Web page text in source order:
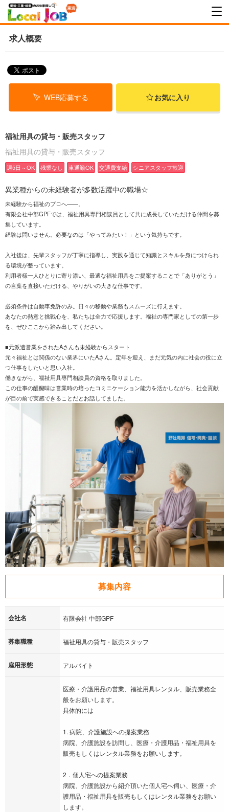
求人概要
WEB応募する お気に入り
福祉用具の貸与・販売スタッフ
福祉用具の貸与・販売スタッフ
週5日～OK 残業なし 車通勤OK 交通費支給 シニアスタッフ歓迎
異業種からの未経験者が多数活躍中の職場☆
未経験から福祉のプロへ――。
有限会社中部GPFでは、福祉用具専門相談員として共に成長していただける仲間を募
集しています。
経験は問いません。必要なのは「やってみたい！」という気持ちです。
入社後は、先輩スタッフが丁寧に指導し、実践を通じて知識とスキルを身につけられ
る環境が整っています。
利用者様一人ひとりに寄り添い、最適な福祉用具をご提案することで「ありがとう」
の言葉を直接いただける、やりがいの大きな仕事です。
必須条件は自動車免許のみ。日々の移動や業務もスムーズに行えます。
あなたの熱意と挑戦心を、私たちは全力で応援します。福祉の専門家としての第一歩
を、ぜひここから踏み出してください。
■元派遣営業をされたAさんも未経験からスタート
元々福祉とは関係のない業界にいたAさん。定年を迎え、まだ元気の内に社会の役に立
つ仕事をしたいと思い入社。
働きながら、福祉用具専門相談員の資格を取りました。
この仕事の醍醐味は営業時の培ったコミニケーション能力を活かしながら、社会貢献
が目の前で実感できることだとお話してました。
募集内容
会社名 有限会社 中部GPF
募集職種 福祉用具の貸与・販売スタッフ
雇用形態 アルバイト
医療・介護用品の営業、福祉用具レンタル、販売業務全
般をお願いします。
具体的には
1. 病院、介護施設への提案業務
病院、介護施設を訪問し、医療・介護用品・福祉用具を
販売もしくはレンタル業務をお願いします。
2．個人宅への提案業務
病院、介護施設から紹介頂いた個人宅へ伺い、医療・介
護用品・福祉用具を販売もしくはレンタル業務をお願い
します。